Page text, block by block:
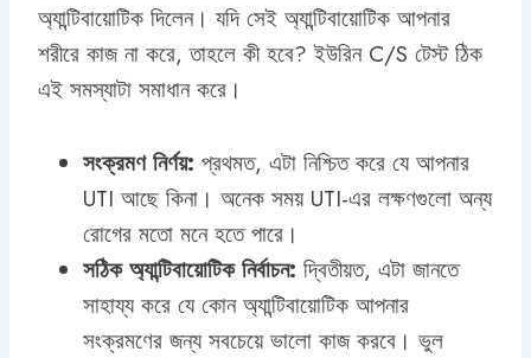
অ্যান্টিবায়োটিক দিলেন। যদি সেই অ্যান্টিবায়োটিক আপনার
শরীরে কাজ না করে, তাহলে কী হবে? ইউরিন C/S টেস্ট ঠিক
এই সমস্যাটা সমাধান করে।
সংক্রমণ নির্ণয়: প্রথমত, এটা নিশ্চিত করে যে আপনার
UTI আছে কিনা। অনেক সময় UTI-এর লক্ষণগুলো অন্য
রোগের মতো মনে হতে পারে।
সঠিক অ্যান্টিবায়োটিক নির্বাচন: দ্বিতীয়ত, এটা জানতে
সাহায্য করে যে কোন অ্যান্টিবায়োটিক আপনার
সংক্রমণের জন্য সবচেয়ে ভালো কাজ করবে। ভুল